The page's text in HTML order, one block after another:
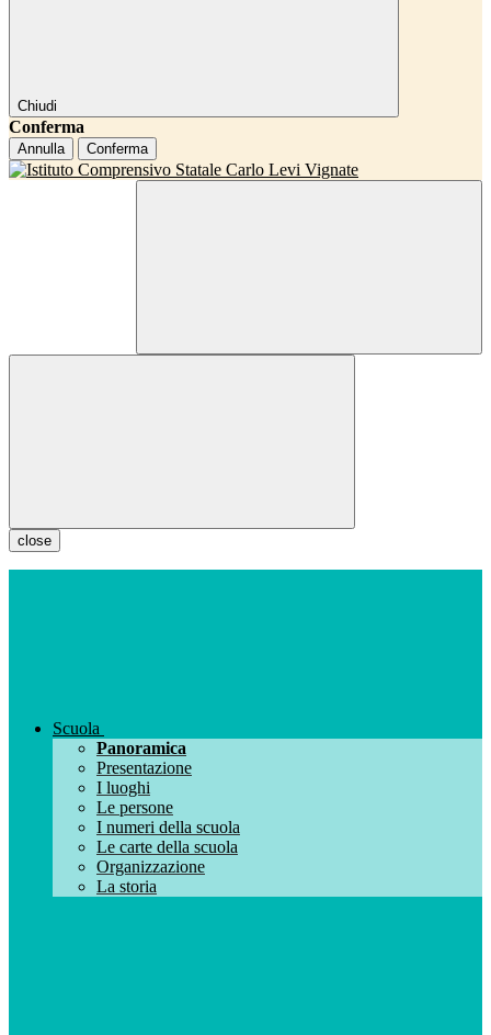
Chiudi
Conferma
Annulla Conferma
close
Scuola
Panoramica
Presentazione
I luoghi
Le persone
I numeri della scuola
Le carte della scuola
Organizzazione
La storia